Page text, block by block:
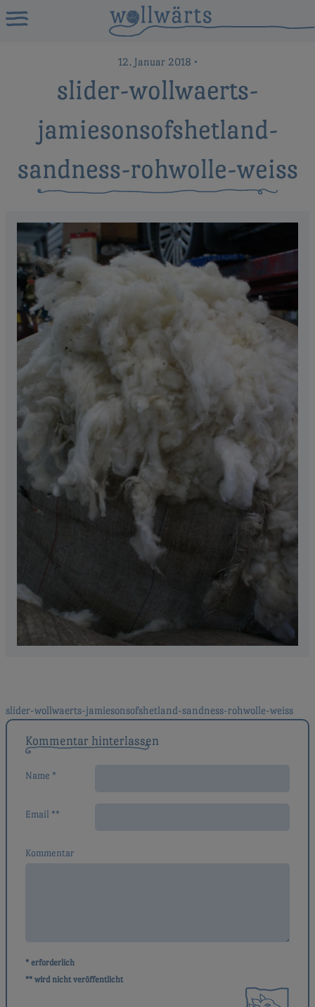
12. Januar 2018 •
slider-wollwaerts-
jamiesonsofshetland-
sandness-rohwolle-weiss
Beitragsnavigation
slider-wollwaerts-jamiesonsofshetland-sandness-rohwolle-weiss
Kommentar hinterlassen
Name *
Email **
Kommentar
* erforderlich
** wird nicht veröffentlicht